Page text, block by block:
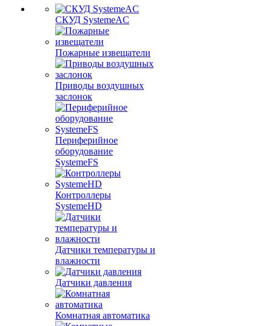
СКУД SystemeAC
Пожарные извещатели
Приводы воздушных
заслонок
Периферийное
оборудование
SystemeFS
Контроллеры
SystemeHD
Датчики температуры и
влажности
Датчики давления
Комнатная автоматика